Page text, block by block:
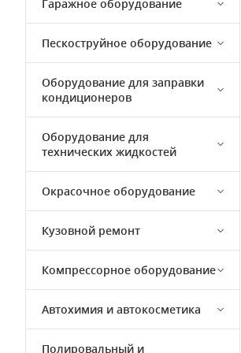
Гаражное оборудование
Пескоструйное оборудование
Оборудование для заправки
кондиционеров
Оборудование для
технических жидкостей
Окрасочное оборудование
Кузовной ремонт
Компрессорное оборудование
Автохимия и автокосметика
Полировальный и